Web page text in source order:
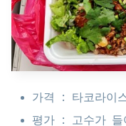
가격 : 타코라이
평가 : 고수가 들